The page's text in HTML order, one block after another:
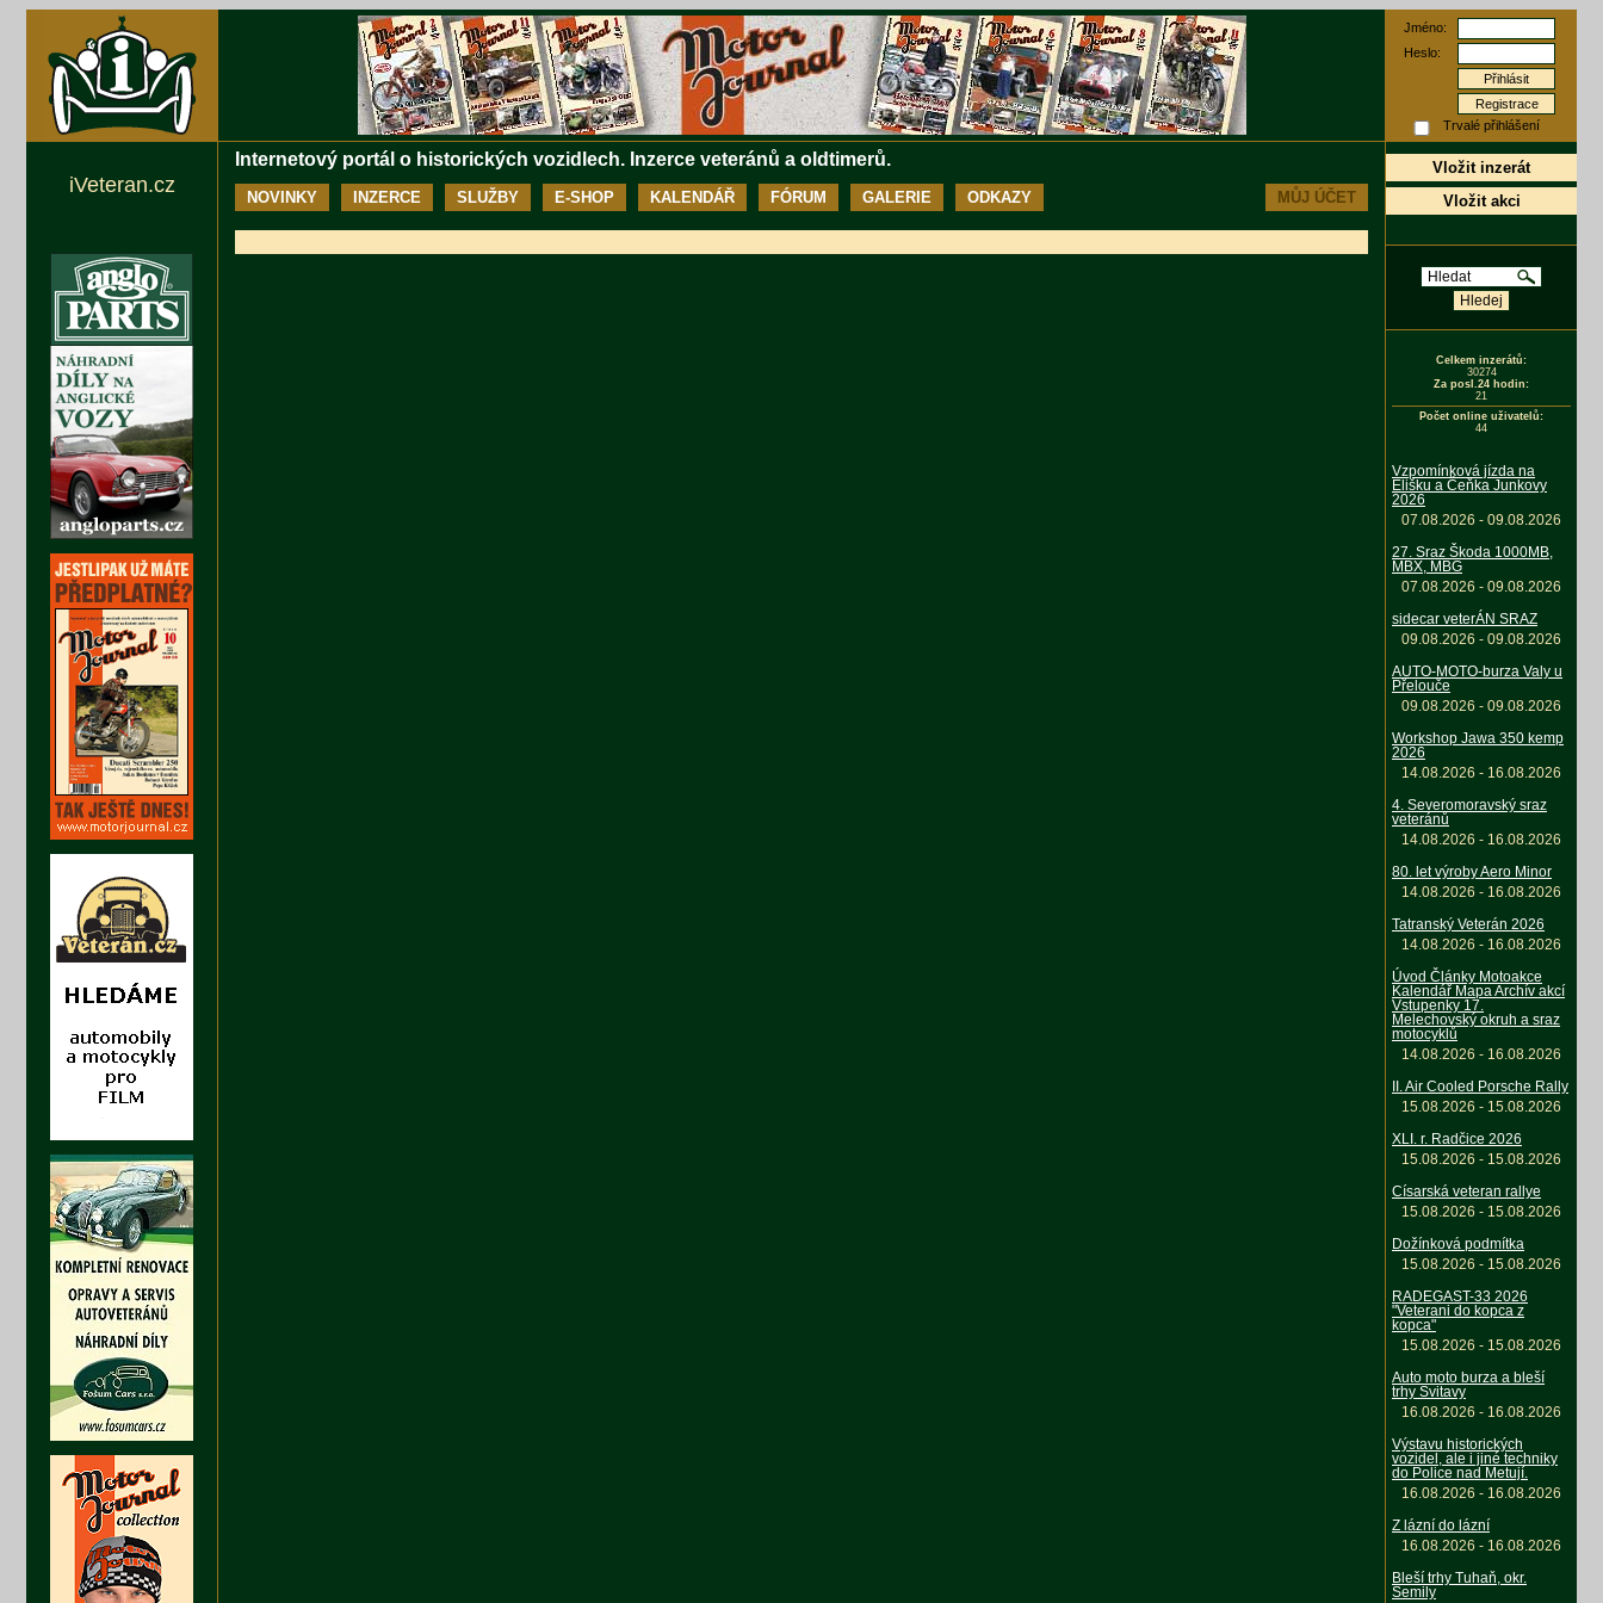
Internetový portál o historických vozidlech. Inzerce veteránů a oldtimerů.
NOVINKY INZERCE SLUŽBY E-SHOP KALENDÁŘ FÓRUM GALERIE ODKAZY MŮJ ÚČET
Jméno:
Heslo:
Registrace
Trvalé přihlášení
Vložit inzerát
Vložit akci
Celkem inzerátů:
30274
Za posl.24 hodin:
21
Počet online uživatelů:
44
Vzpomínková jízda na
Elišku a Čeňka Junkovy
2026
07.08.2026 - 09.08.2026
27. Sraz Škoda 1000MB,
MBX, MBG
07.08.2026 - 09.08.2026
sidecar veterÁN SRAZ
09.08.2026 - 09.08.2026
AUTO-MOTO-burza Valy u
Přelouče
09.08.2026 - 09.08.2026
Workshop Jawa 350 kemp
2026
14.08.2026 - 16.08.2026
4. Severomoravský sraz
veteránů
14.08.2026 - 16.08.2026
80. let výroby Aero Minor
14.08.2026 - 16.08.2026
Tatranský Veterán 2026
14.08.2026 - 16.08.2026
Úvod Články Motoakce
Kalendář Mapa Archív akcí
Vstupenky 17.
Melechovský okruh a sraz
motocyklů
14.08.2026 - 16.08.2026
II. Air Cooled Porsche Rally
15.08.2026 - 15.08.2026
XLI. r. Radčice 2026
15.08.2026 - 15.08.2026
Císarská veteran rallye
15.08.2026 - 15.08.2026
Dožínková podmítka
15.08.2026 - 15.08.2026
RADEGAST-33 2026
"Veterani do kopca z
kopca"
15.08.2026 - 15.08.2026
Auto moto burza a bleší
trhy Svitavy
16.08.2026 - 16.08.2026
Výstavu historických
vozidel, ale i jiné techniky
do Police nad Metují.
16.08.2026 - 16.08.2026
Z lázní do lázní
16.08.2026 - 16.08.2026
Bleší trhy Tuhaň, okr.
Semily
iVeteran.cz